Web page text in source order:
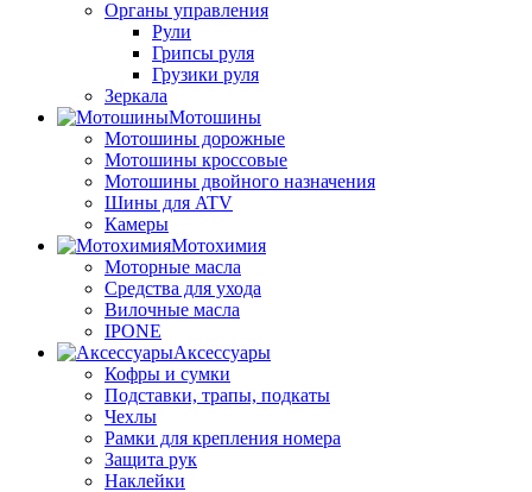
Органы управления
Рули
Грипсы руля
Грузики руля
Зеркала
Мотошины
Мотошины дорожные
Мотошины кроссовые
Мотошины двойного назначения
Шины для ATV
Камеры
Мотохимия
Моторные масла
Средства для ухода
Вилочные масла
IPONE
Аксессуары
Кофры и сумки
Подставки, трапы, подкаты
Чехлы
Рамки для крепления номера
Защита рук
Наклейки